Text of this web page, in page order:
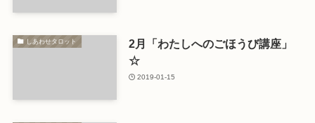
しあわせタロット
2月「わたしへのごほうび講座」
☆
2019-01-15